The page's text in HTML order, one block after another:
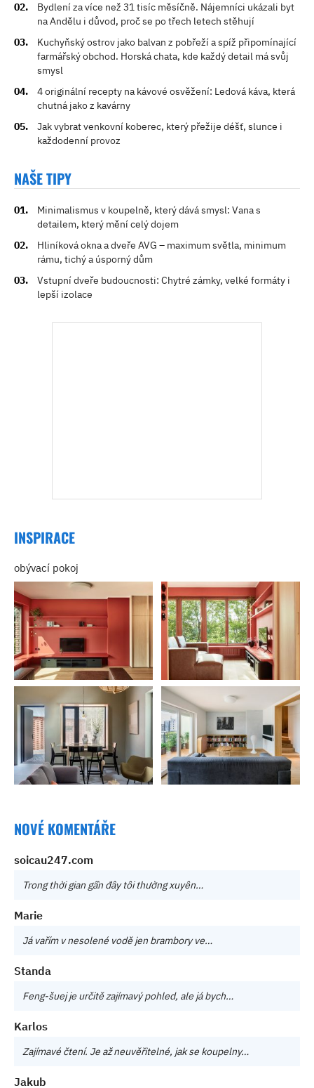
Bydlení za více než 31 tisíc měsíčně. Nájemníci ukázali byt
na Andělu i důvod, proč se po třech letech stěhují
Kuchyňský ostrov jako balvan z pobřeží a spíž připomínající
farmářský obchod. Horská chata, kde každý detail má svůj
smysl
4 originální recepty na kávové osvěžení: Ledová káva, která
chutná jako z kavárny
Jak vybrat venkovní koberec, který přežije déšť, slunce i
každodenní provoz
NAŠE TIPY
Minimalismus v koupelně, který dává smysl: Vana s
detailem, který mění celý dojem
Hliníková okna a dveře AVG – maximum světla, minimum
rámu, tichý a úsporný dům
Vstupní dveře budoucnosti: Chytré zámky, velké formáty i
lepší izolace
INSPIRACE
obývací pokoj
NOVÉ KOMENTÁŘE
soicau247.com
Trong thời gian gần đây tôi thường xuyên…
Marie
Já vařím v nesolené vodě jen brambory ve…
Standa
Feng-šuej je určitě zajímavý pohled, ale já bych…
Karlos
Zajímavé čtení. Je až neuvěřitelné, jak se koupelny…
Jakub